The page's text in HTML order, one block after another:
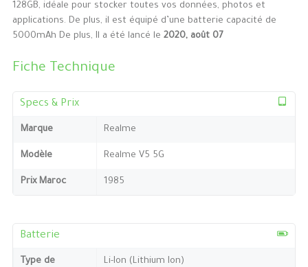
128GB, idéale pour stocker toutes vos données, photos et
applications. De plus, il est équipé d’une batterie capacité de
5000mAh De plus, Il a été lancé le 2020, août 07
Fiche Technique
Specs & Prix
Marque Realme
Modèle Realme V5 5G
Prix Maroc 1985
Batterie
Type de
Li-Ion (Lithium Ion)